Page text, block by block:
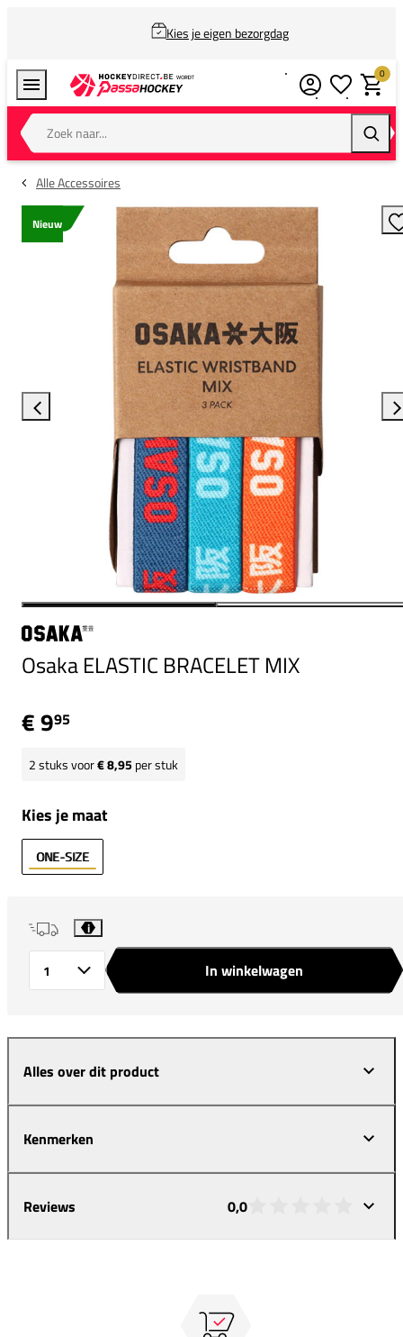
Kies je eigen bezorgdag
Zoek naar...
0
Alle Accessoires
Nieuw
Osaka ELASTIC BRACELET MIX
€ 995
2stuks voor€ 8,95 per stuk
Kies je maat
ONE-SIZE
i
In winkelwagen
Alles over dit product
Kenmerken
Reviews 0,0